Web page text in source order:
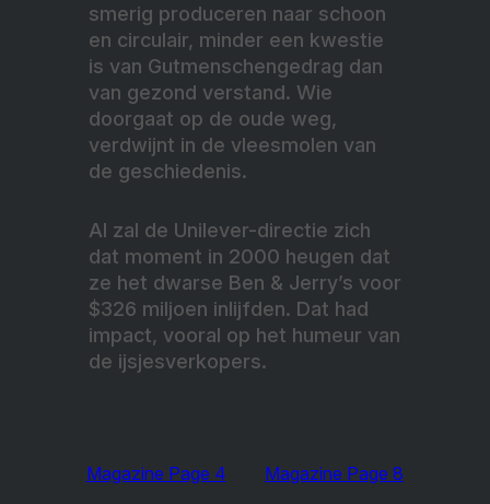
smerig produceren naar schoon
en circulair, minder een kwestie
is van Gutmenschengedrag dan
van gezond verstand. Wie
doorgaat op de oude weg,
verdwijnt in de vleesmolen van
de geschiedenis.
Al zal de Unilever-directie zich
dat moment in 2000 heugen dat
ze het dwarse Ben & Jerry’s voor
$326 miljoen inlijfden. Dat had
impact, vooral op het humeur van
de ijsjesverkopers.
Magazine Page 4 Magazine Page 8